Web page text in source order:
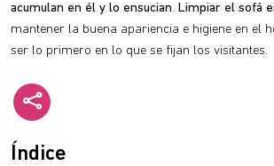
acumulan en él y lo ensucian. Limpiar el sofá
mantener la buena apariencia e higiene en el
ser lo primero en lo que se fijan los visitantes.
Índice